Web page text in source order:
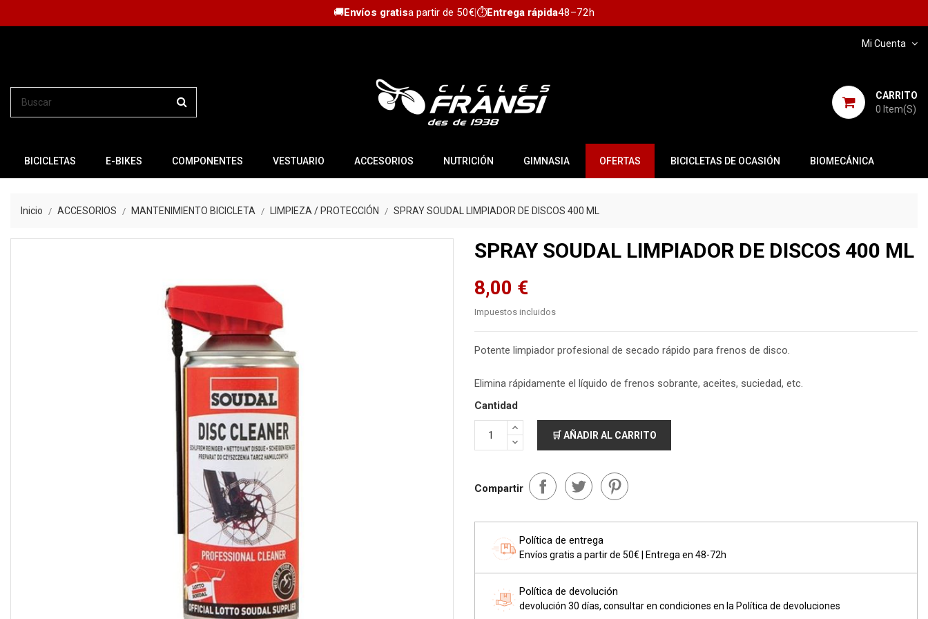
🚚Envíos gratisa partir de 50€|⏱️Entrega rápida48–72h
Mi Cuenta
CARRITO
0 Item(s)
BICICLETAS E-BIKES COMPONENTES VESTUARIO ACCESORIOS NUTRICIÓN GIMNASIA OFERTAS BICICLETAS DE OCASIÓN BIOMECÁNICA
Inicio ACCESORIOS MANTENIMIENTO BICICLETA LIMPIEZA / PROTECCIÓN SPRAY SOUDAL LIMPIADOR DE DISCOS 400 ML
SPRAY SOUDAL LIMPIADOR DE DISCOS 400 ML
8,00 €
Impuestos incluidos
Potente limpiador profesional de secado rápido para frenos de disco.
Elimina rápidamente el líquido de frenos sobrante, aceites, suciedad, etc.
Cantidad
🛒 AÑADIR AL CARRITO
Compartir
Política de entrega
Envíos gratis a partir de 50€ | Entrega en 48-72h
Política de devolución
devolución 30 días, consultar en condiciones en la Política de devoluciones